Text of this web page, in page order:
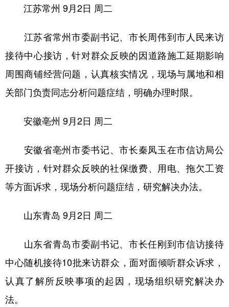
江苏常州 9月2日 周二
江苏省常州市委副书记、市长周伟到市人民来访
接待中心接访，针对群众反映的因道路施工延期影响
周围商铺经营问题，认真核实情况，现场与属地和相
关部门负责同志分析问题症结，明确办理时限。
安徽亳州 9月2日 周二
安徽省亳州市委书记、市长秦凤玉在市信访局公
开接访，针对群众反映的社保缴费、用电、拖欠工资
等方面诉求，现场分析问题症结，研究解决办法。
山东青岛 9月2日 周二
山东省青岛市委副书记、市长任刚到市信访接待
中心随机接待10批来访群众，面对面倾听群众诉求，
认真了解所反映事项的起因，现场组织研究解决办
法。